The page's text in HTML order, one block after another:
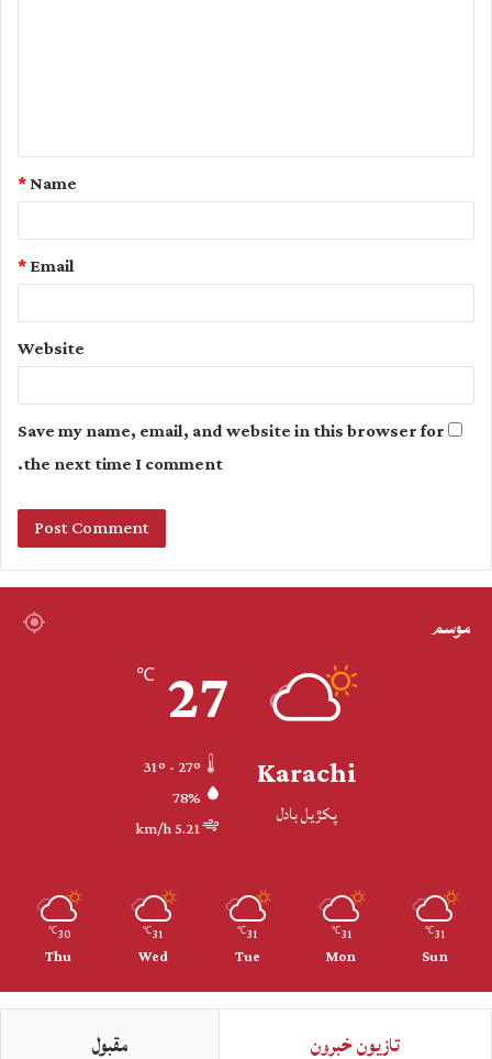
t
Name
*
Email
*
Website
Save my name, email, and website in this browser for
the next time I comment.
موسم
Karachi
پکڙيل بادل
27
℃
78%
5.21 km/h
31
℃
Sun
31
℃
Mon
31
℃
Tue
31
℃
Wed
30
℃
Thu
تازيون خبرون مقبول